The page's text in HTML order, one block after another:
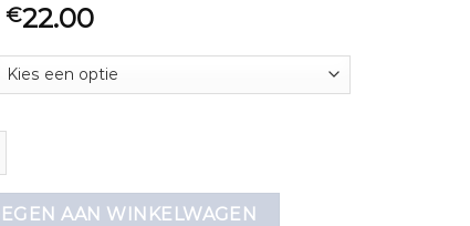
€22.00
heren aantal
AAN WINKELWAGEN